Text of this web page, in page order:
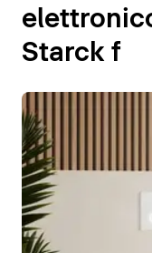
Starck f